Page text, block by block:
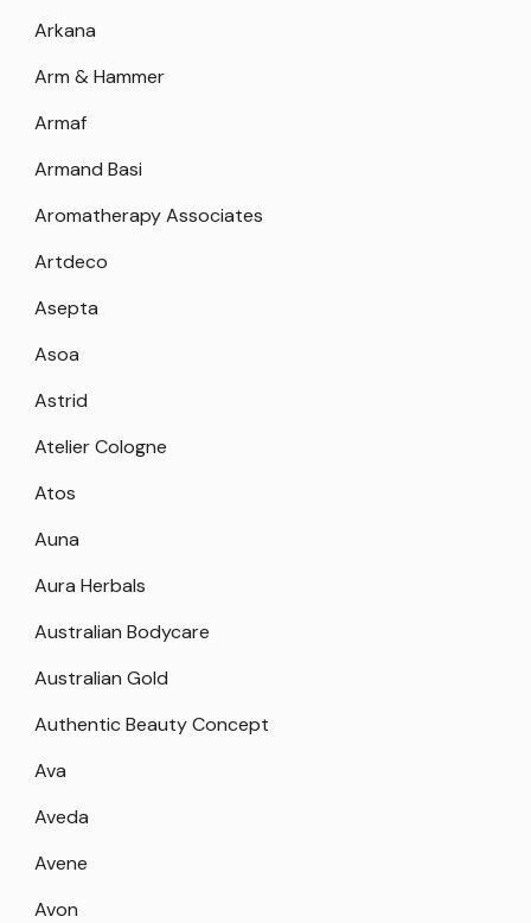
Arkana
Arm & Hammer
Armaf
Armand Basi
Aromatherapy Associates
Artdeco
Asepta
Asoa
Astrid
Atelier Cologne
Atos
Auna
Aura Herbals
Australian Bodycare
Australian Gold
Authentic Beauty Concept
Ava
Aveda
Avene
Avon